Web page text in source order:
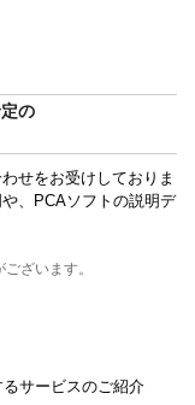
の
せをお受けしておりま
、PCAソフトの説明デ
ざいます。
サービスのご紹介